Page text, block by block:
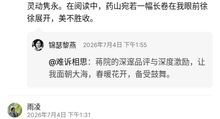
灵动隽永。在阅读中，药山宛若一幅长卷在我眼前徐
徐展开，美不胜收。
锦瑟黎燕 2026年7月4日 下午1:55
@难诉相思 ： 蒋院的深邃品评与深度激励，让
我面朝大海，春暖花开，备受鼓舞。
雨凌
2026年7月4日 下午1:31